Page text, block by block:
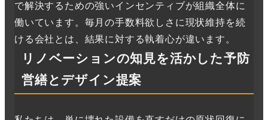
で解決するための強いインセンティブが組織全体に
働いています。毎月の手数料欲しさに現状維持を続
ける会社とは、結果に対する執着心が違います。
リノベーションの知見を活かした予防
営繕とデザイン提案